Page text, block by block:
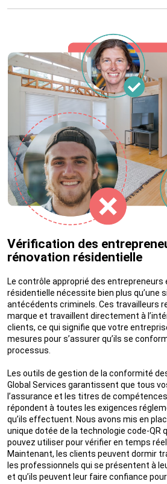
Vérification des
rénovation résidentielle
Le contrôle approprié des entrepreneurs
résidentielle nécessite bien plus qu’une
antécédents criminels. Ces travailleurs
marque et travaillent directement à
clients, ce qui signifie que votre
mesures pour s’assurer qu’ils se
processus.
Les outils de gestion de la conformité
Global Services garantissent que tous
l’assurance et les titres de
répondent à toutes les exigences
qu’ils effectuent. Nous avons mis en
unique dotée de la technologie code-QR
pouvez utiliser pour vérifier en temps
Maintenant, les clients peuvent dormir
les professionnels qui se présentent à
et qu’ils peuvent leur faire confiance